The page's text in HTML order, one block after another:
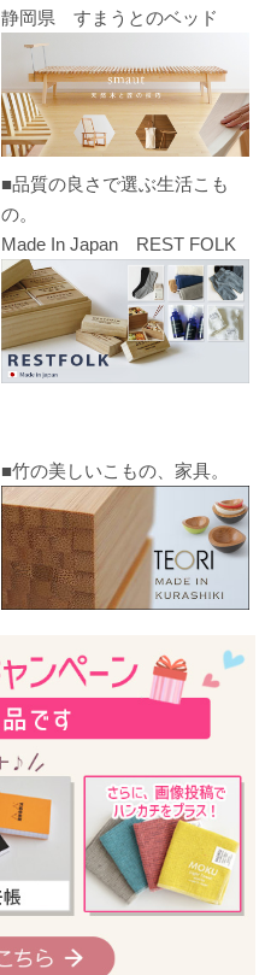
静岡県 すまうとのベッド
■品質の良さで選ぶ生活こも
の。
Made In Japan REST FOLK
■竹の美しいこもの、家具。